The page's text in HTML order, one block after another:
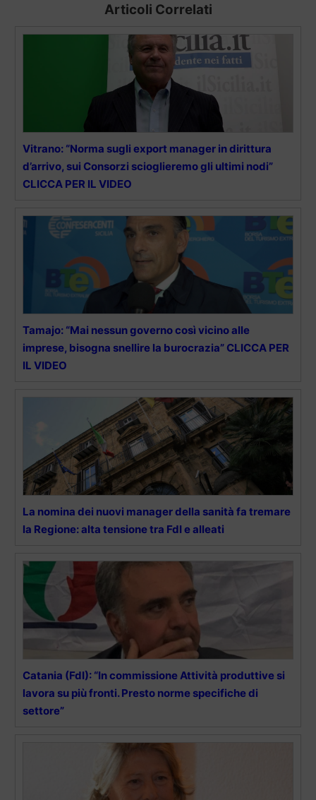
Articoli Correlati
Vitrano: “Norma sugli export manager in dirittura
d’arrivo, sui Consorzi scioglieremo gli ultimi nodi”
CLICCA PER IL VIDEO
Tamajo: “Mai nessun governo così vicino alle
imprese, bisogna snellire la burocrazia” CLICCA PER
IL VIDEO
La nomina dei nuovi manager della sanità fa tremare
la Regione: alta tensione tra FdI e alleati
Catania (FdI): “In commissione Attività produttive si
lavora su più fronti. Presto norme specifiche di
settore”